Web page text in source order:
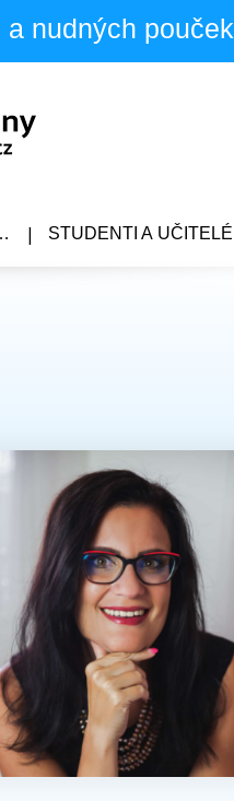
nudných pouček
STUDENTI A UČITELÉ